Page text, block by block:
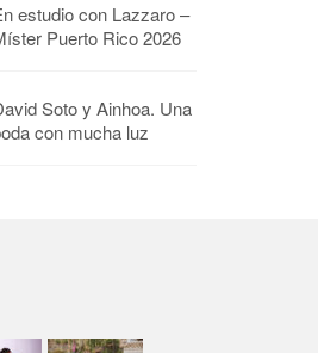
estudio con Lazzaro –
Puerto Rico 2026
Soto y Ainhoa. Una
con mucha luz